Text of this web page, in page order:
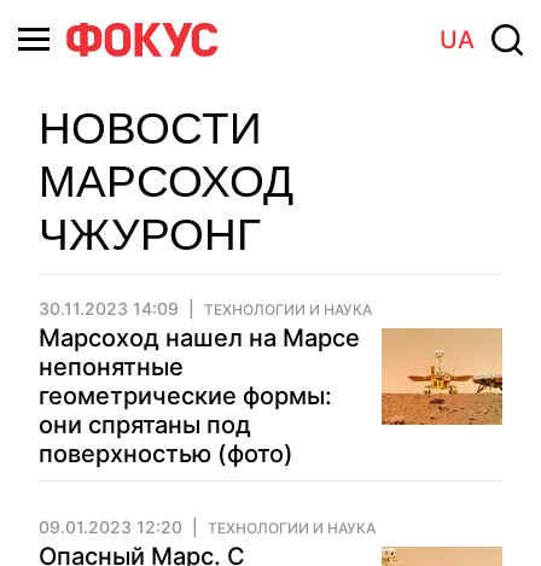
UA
НОВОСТИ
МАРСОХОД
ЧЖУРОНГ
30.11.2023 14:09 ТЕХНОЛОГИИ И НАУКА
Марсоход нашел на Марсе
непонятные
геометрические формы:
они спрятаны под
поверхностью (фото)
09.01.2023 12:20 ТЕХНОЛОГИИ И НАУКА
Опасный Марс. С